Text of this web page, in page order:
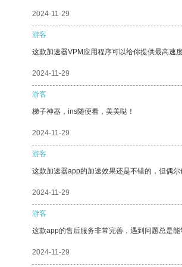
2024-11-29
游客
这款加速器VPM应用程序可以给你提供最高速
2024-11-29
游客
梯子神器，ins随便看，美美哒！
2024-11-29
游客
这款加速器app的加速效果还是不错的，但偶
2024-11-29
游客
这款app的售后服务非常完善，遇到问题总是能
2024-11-29